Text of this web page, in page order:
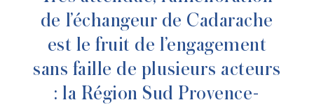
de l’échangeur de Cadarache
est le fruit de l’engagement
sans faille de plusieurs acteurs
: la Région Sud Provence-